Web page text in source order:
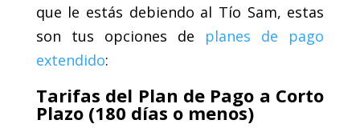
que le estás debiendo al Tío Sam, estas
son tus opciones de planes de pago
extendido:
Tarifas del Plan de Pago a Corto
Plazo (180 días o menos)